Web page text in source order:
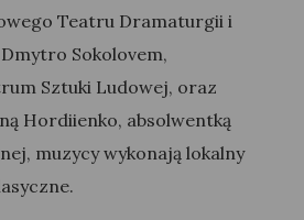
Teatru Dramaturgii i
Sokolovem,
Sztuki Ludowej, oraz
Hordiienko, absolwentką
muzycy wykonają lokalny